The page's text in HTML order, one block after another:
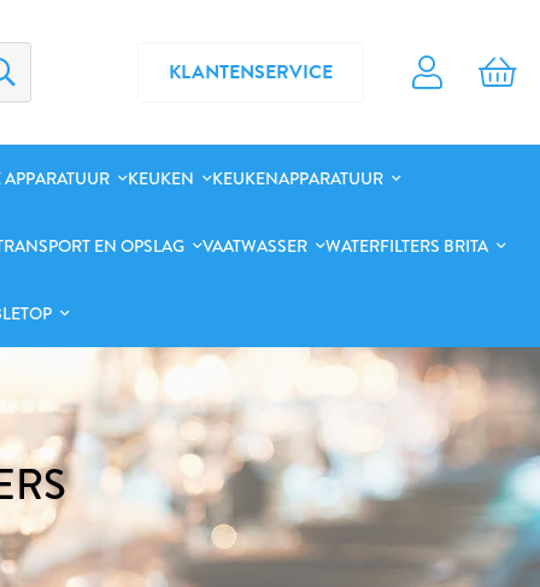
KLANTENSERVICE
KEUKEN KEUKENAPPARATUUR
EN OPSLAG VAATWASSER WATERFILTERS BRITA